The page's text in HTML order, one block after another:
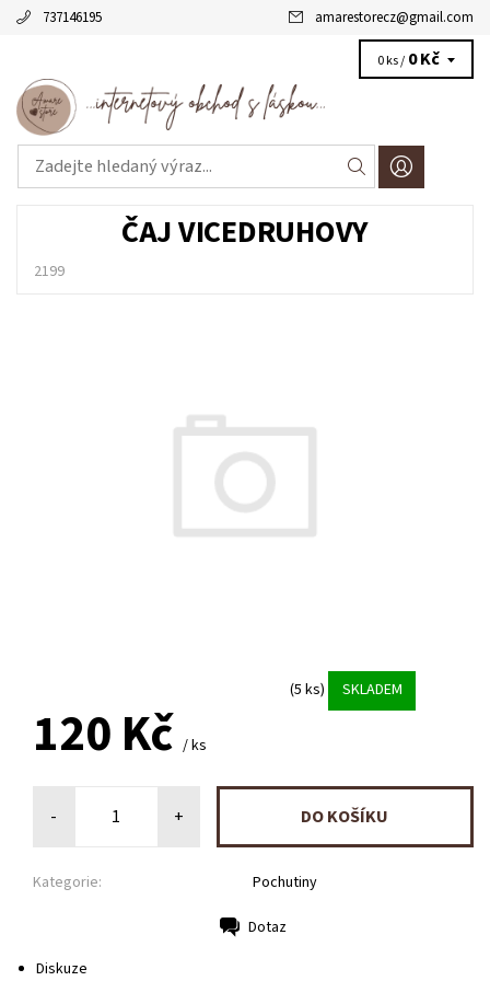
737146195 amarestorecz@gmail.com
0 ks / 0 Kč
ČAJ VICEDRUHOVY
2199
(5 ks) SKLADEM
120 Kč / ks
- +
Kategorie: Pochutiny
Dotaz
Diskuze